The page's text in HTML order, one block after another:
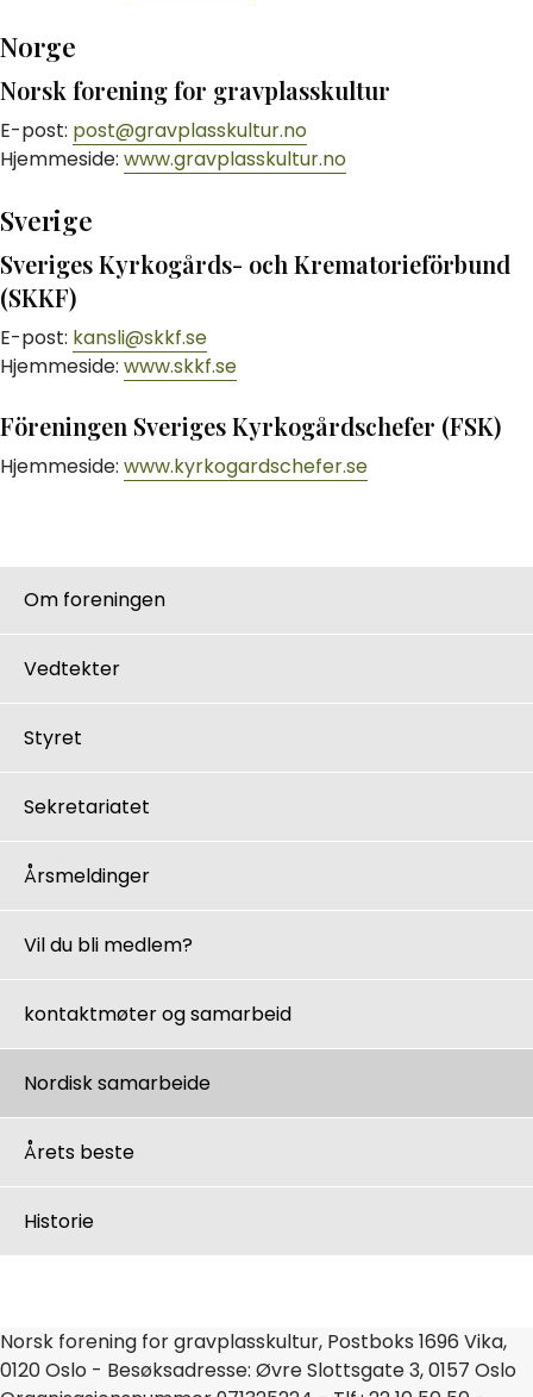
Norge
Norsk forening for gravplasskultur
E-post: post@gravplasskultur.no
Hjemmeside: www.gravplasskultur.no
Sverige
Sveriges Kyrkogårds- och Krematorieförbund
(SKKF)
E-post: kansli@skkf.se
Hjemmeside: www.skkf.se
Föreningen Sveriges Kyrkogårdschefer (FSK)
Hjemmeside: www.kyrkogardschefer.se
Om foreningen
Vedtekter
Styret
Sekretariatet
Årsmeldinger
Vil du bli medlem?
kontaktmøter og samarbeid
Nordisk samarbeide
Årets beste
Historie
Norsk forening for gravplasskultur, Postboks 1696 Vika,
0120 Oslo - Besøksadresse: Øvre Slottsgate 3, 0157 Oslo